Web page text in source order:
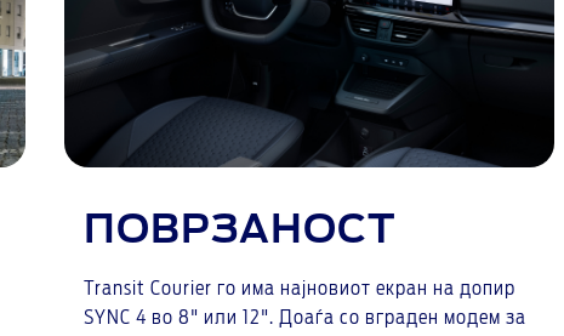
ПОВРЗАНОСТ
Transit Courier го има најновиот екран на допир
SYNC 4 во 8" или 12". Доаѓа со вграден модем за